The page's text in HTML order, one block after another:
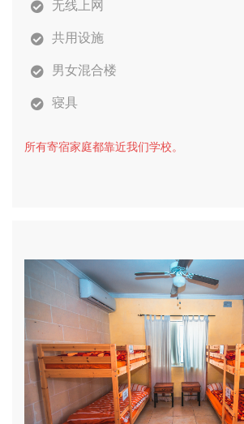
无线上网
共用设施
男女混合楼
寝具
所有寄宿家庭都靠近我们学校。